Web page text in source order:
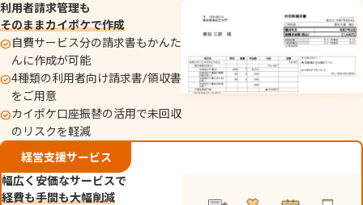
利用者請求管理も
そのままカイポケで作成
自費サービス分の​請求書もかんた
んに作成が可能
4種類の利用者向け請求書/領収書
をご用意
カイポケ口座振替の活用で未回収
のリスクを軽減
経営支援サービス
幅広く安価なサービスで
経費も手間も大幅削減